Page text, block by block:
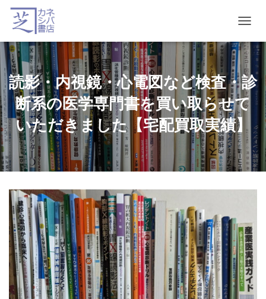
O
G
G
L
E
N
A
G
A
T
O
読影・内視鏡・心電図など検査・診
断系の医学専門書を買い取らせて
いただきました【宅配買取実績】